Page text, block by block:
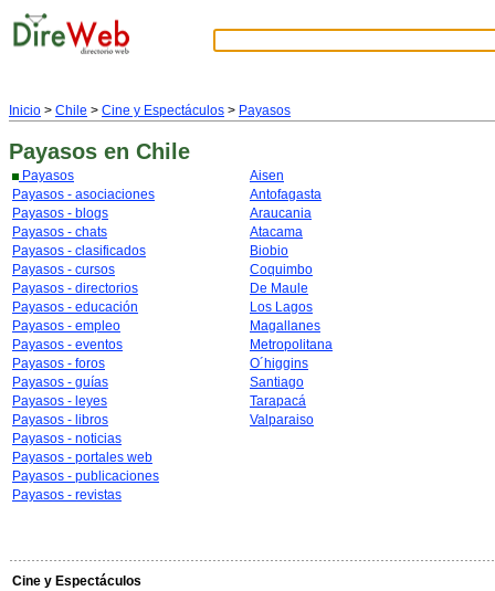
Inicio > Chile > Cine y Espectáculos > Payasos
Payasos en Chile
Payasos
Payasos - asociaciones
Payasos - blogs
Payasos - chats
Payasos - clasificados
Payasos - cursos
Payasos - directorios
Payasos - educación
Payasos - empleo
Payasos - eventos
Payasos - foros
Payasos - guías
Payasos - leyes
Payasos - libros
Payasos - noticias
Payasos - portales web
Payasos - publicaciones
Payasos - revistas
Aisen
Antofagasta
Araucania
Atacama
Biobio
Coquimbo
De Maule
Los Lagos
Magallanes
Metropolitana
O´higgins
Santiago
Tarapacá
Valparaiso
Cine y Espectáculos